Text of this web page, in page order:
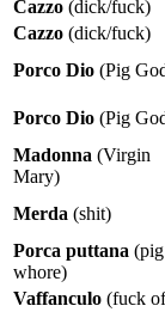
Cazzo (dick/fuck)
Cazzo (dick/fuck)
Porco Dio (Pig
Porco Dio (Pig
Madonna (Virgin
Mary)
Merda (shit)
Porca puttana (pig
whore)
Vaffanculo (fuck